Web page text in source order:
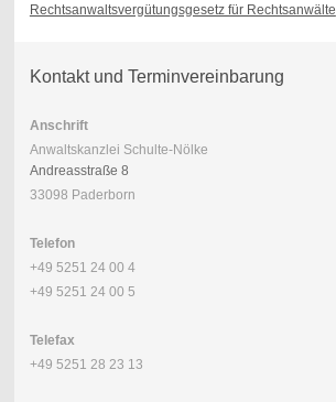
Rechtsanwaltsvergütungsgesetz für Rechtsanwälte
Kontakt und Terminvereinbarung
Anschrift
Anwaltskanzlei Schulte-Nölke
Andreasstraße 8
33098 Paderborn
Telefon
+49 5251 24 00 4
+49 5251 24 00 5
Telefax
+49 5251 28 23 13